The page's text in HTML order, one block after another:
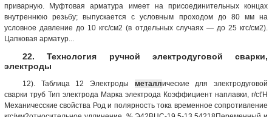
приварную. Муфтовая арматура имеет на присоединительных концах
внутреннюю резьбу; выпускается с условным проходом до 80 мм на
условное давление до 10 кгс/см2 (в отдельных случаях — до 25 кгс/см2).
Цапковая арматур...
22. Технология ручной электродуговой сварки,
электроды
12). Таблица 12 Электроды металлические для электродуговой
сварки труб Тип электрода Марка электрода Коэффициент наплавки, г/ct'H
Механичесские свойства Род и полярность тока временное сопротивление